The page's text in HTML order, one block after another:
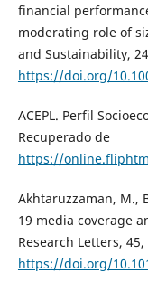
financial
moderating role of
and Sustainability,
https://doi.org/
ACEPL. Perfil
Recuperado de
https://
Akhtaruzzaman, M.,
19 media coverage
Research Letters,
https://doi.org/